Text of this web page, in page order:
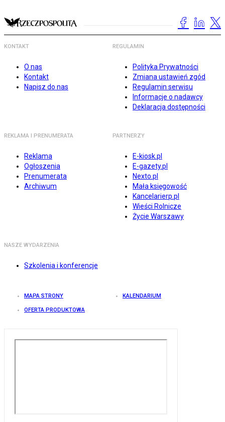
KONTAKT
O nas
Kontakt
Napisz do nas
REGULAMIN
Polityka Prywatności
Zmiana ustawień zgód
Regulamin serwisu
Informacje o nadawcy
Deklaracja dostępności
REKLAMA I PRENUMERATA
Reklama
Ogłoszenia
Prenumerata
Archiwum
PARTNERZY
E-kiosk.pl
E-gazety.pl
Nexto.pl
Mała księgowość
Kancelarierp.pl
Wieści Rolnicze
Życie Warszawy
NASZE WYDARZENIA
Szkolenia i konferencje
MAPA STRONY KALENDARIUM
OFERTA PRODUKTOWA